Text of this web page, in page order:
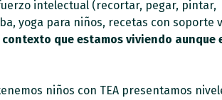
intelectual (recortar, pegar, pintar,
yoga para niños, recetas con soporte
que estamos viviendo aunque
niños con TEA presentamos